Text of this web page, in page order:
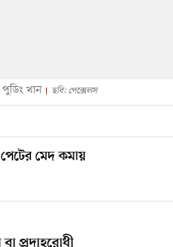
পুডিং খান ছবি: পেক্সেলস
মেদ কমায়
বা প্রদাহরোধী